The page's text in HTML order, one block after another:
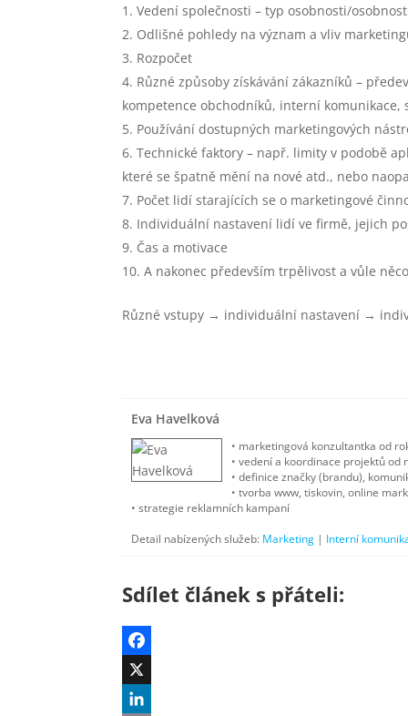
Vedení společnosti – typ osobnosti/
Odlišné pohledy na význam a vliv
Rozpočet
Různé způsoby získávání zákazníků –
kompetence obchodníků, interní komunikace,
Používání dostupných marketingových
Technické faktory – např. limity v podobě
které se špatně mění na nové atd., nebo
Počet lidí starajících se o marketingové
Individuální nastavení lidí ve firmě, jejich
Čas a motivace
A nakonec především trpělivost a vůle
Různé vstupy → individuální nastavení →
Eva Havelková
• marketingová konzultantka od
• vedení a koordinace projektů od
• definice značky (brandu),
• tvorba www, tiskovin, online
• strategie reklamních kampaní
Detail nabízených služeb: Marketing | Interní
Sdílet článek s přáteli:
F
aX